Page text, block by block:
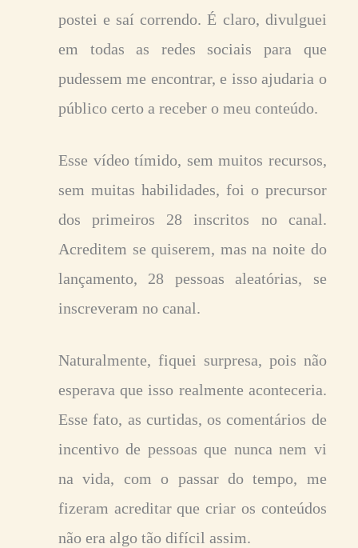
postei e saí correndo. É claro, divulguei
em todas as redes sociais para que
pudessem me encontrar, e isso ajudaria o
público certo a receber o meu conteúdo.
Esse vídeo tímido, sem muitos recursos,
sem muitas habilidades, foi o precursor
dos primeiros 28 inscritos no canal.
Acreditem se quiserem, mas na noite do
lançamento, 28 pessoas aleatórias, se
inscreveram no canal.
Naturalmente, fiquei surpresa, pois não
esperava que isso realmente aconteceria.
Esse fato, as curtidas, os comentários de
incentivo de pessoas que nunca nem vi
na vida, com o passar do tempo, me
fizeram acreditar que criar os conteúdos
não era algo tão difícil assim.